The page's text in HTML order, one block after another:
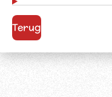
Terug